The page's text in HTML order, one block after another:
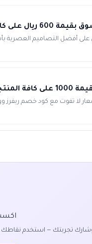
وورلد 350 عند الشراء بقيمة 1000 على كافة
تجربتك — استخدم نقاطك